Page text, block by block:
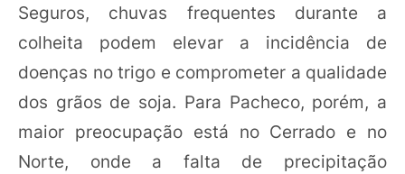
Seguros, chuvas frequentes durante a
colheita podem elevar a incidência de
doenças no trigo e comprometer a qualidade
dos grãos de soja. Para Pacheco, porém, a
maior preocupação está no Cerrado e no
Norte, onde a falta de precipitação